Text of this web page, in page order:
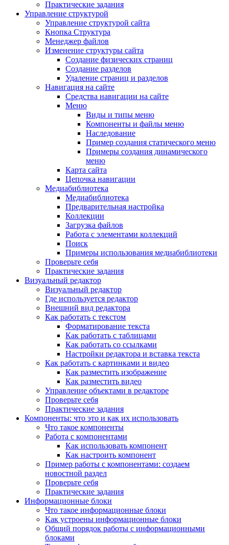
Практические задания
Управление структурой
Управление структурой сайта
Кнопка Структура
Менеджер файлов
Изменение структуры сайта
Создание физических страниц
Создание разделов
Удаление страниц и разделов
Навигация на сайте
Средства навигации на сайте
Меню
Виды и типы меню
Компоненты и файлы меню
Наследование
Пример создания статического меню
Примеры создания динамического
меню
Карта сайта
Цепочка навигации
Медиабиблиотека
Медиабиблиотека
Предварительная настройка
Коллекции
Загрузка файлов
Работа с элементами коллекций
Поиск
Примеры использования медиабиблиотеки
Проверьте себя
Практические задания
Визуальный редактор
Визуальный редактор
Где используется редактор
Внешний вид редактора
Как работать с текстом
Форматирование текста
Как работать с таблицами
Как работать со ссылками
Настройки редактора и вставка текста
Как работать с картинками и видео
Как разместить изображение
Как разместить видео
Управление объектами в редакторе
Проверьте себя
Практические задания
Компоненты: что это и как их использовать
Что такое компоненты
Работа с компонентами
Как использовать компонент
Как настроить компонент
Пример работы с компонентами: создаем
новостной раздел
Проверьте себя
Практические задания
Информационные блоки
Что такое информационные блоки
Как устроены информационные блоки
Общий порядок работы с информационными
блоками